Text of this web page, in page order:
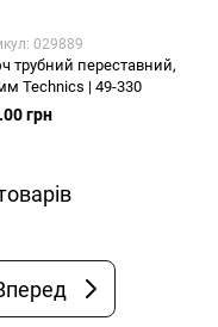
029889
трубний переставний,
Technics | 49-330
грн